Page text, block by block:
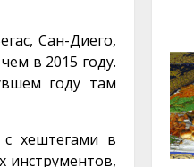
Сан-Диего,
в 2015 году.
году там
хештегами в
инструментов,